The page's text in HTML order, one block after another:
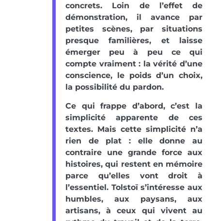
concrets. Loin de l’effet de
démonstration, il avance par
petites scènes, par situations
presque familières, et laisse
émerger peu à peu ce qui
compte vraiment : la vérité d’une
conscience, le poids d’un choix,
la possibilité du pardon.
Ce qui frappe d’abord, c’est la
simplicité apparente de ces
textes. Mais cette simplicité n’a
rien de plat : elle donne au
contraire une grande force aux
histoires, qui restent en mémoire
parce qu’elles vont droit à
l’essentiel. Tolstoï s’intéresse aux
humbles, aux paysans, aux
artisans, à ceux qui vivent au